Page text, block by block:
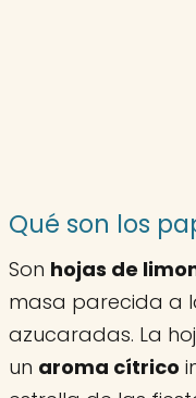
Qué son los
Son hojas de
masa parecida a
azucaradas. La
un aroma cítrico